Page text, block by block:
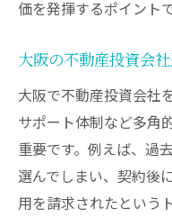
投資で失敗
大阪の不動
策
献身的な姿
む理由
価を発揮するポイントで
大阪の不動産投資会
大阪で不動産投資会社
サポート体制など多角
重要です。例えば、過
選んでしまい、契約後
用を請求されたという